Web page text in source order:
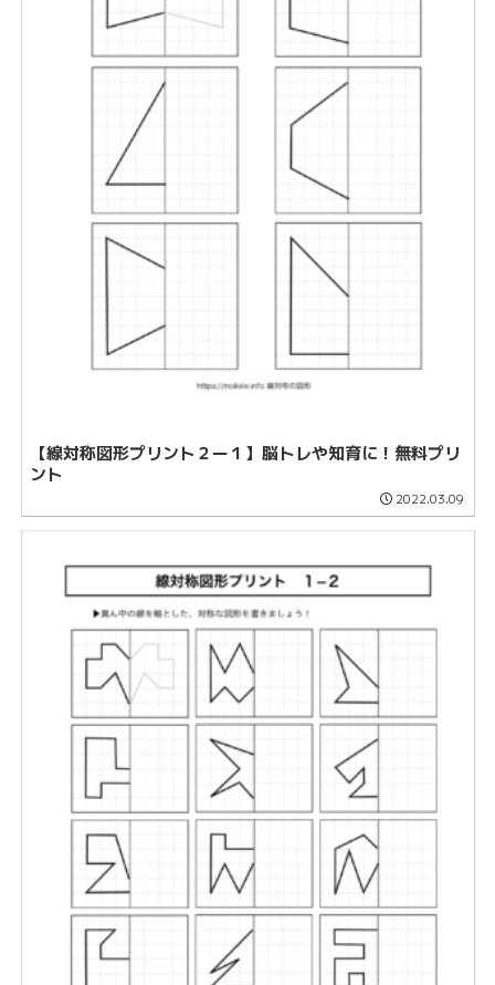
【線対称図形プリント２ー１】脳トレや知育に！無料プリ
ント
2022.03.09